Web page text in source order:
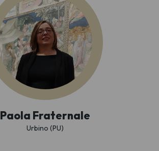
Paola Fraternale
Urbino (PU)